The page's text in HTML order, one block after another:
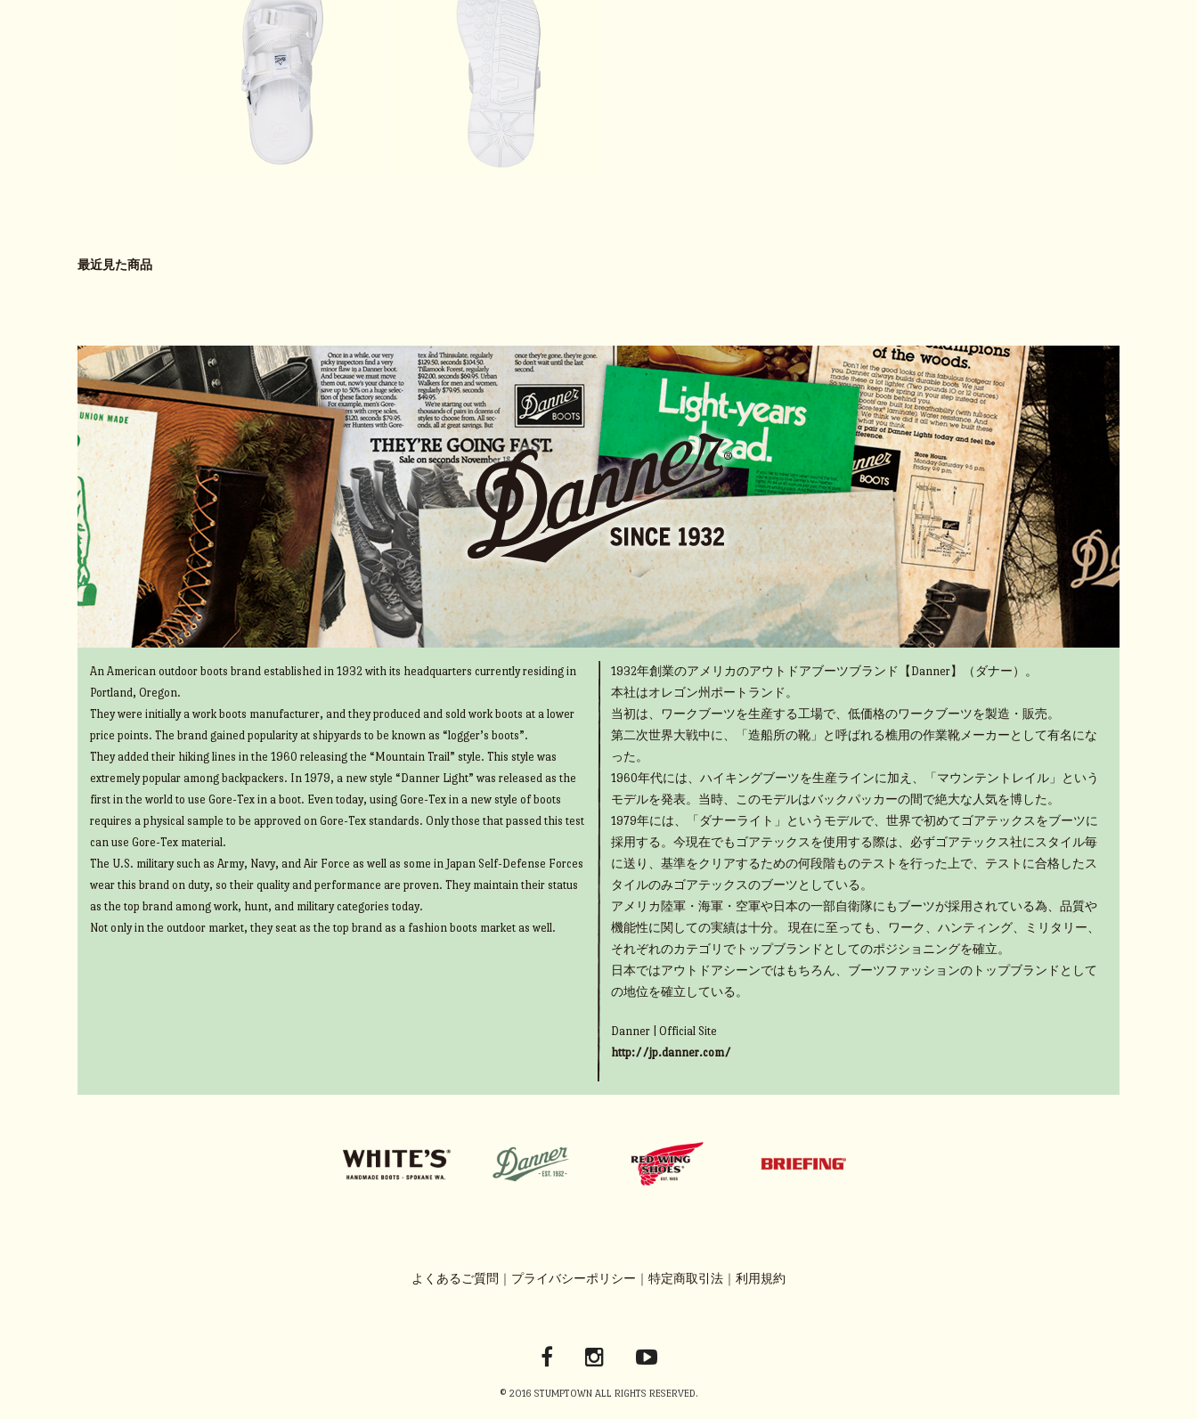
最近見た商品
An American outdoor boots brand established in 1932 with its headquarters currently residing in
Portland, Oregon.
They were initially a work boots manufacturer, and they produced and sold work boots at a lower
price points. The brand gained popularity at shipyards to be known as “logger’s boots”.
They added their hiking lines in the 1960 releasing the “Mountain Trail” style. This style was
extremely popular among backpackers. In 1979, a new style “Danner Light” was released as the
first in the world to use Gore-Tex in a boot. Even today, using Gore-Tex in a new style of boots
requires a physical sample to be approved on Gore-Tex standards. Only those that passed this test
can use Gore-Tex material.
The U.S. military such as Army, Navy, and Air Force as well as some in Japan Self-Defense Forces
wear this brand on duty, so their quality and performance are proven. They maintain their status
as the top brand among work, hunt, and military categories today.
Not only in the outdoor market, they seat as the top brand as a fashion boots market as well.
1932年創業のアメリカのアウトドアブーツブランド【Danner】（ダナー）。
本社はオレゴン州ポートランド。
当初は、ワークブーツを生産する工場で、低価格のワークブーツを製造・販売。
第二次世界大戦中に、「造船所の靴」と呼ばれる樵用の作業靴メーカーとして有名にな
った。
1960年代には、ハイキングブーツを生産ラインに加え、「マウンテントレイル」という
モデルを発表。当時、このモデルはバックパッカーの間で絶大な人気を博した。
1979年には、「ダナーライト」というモデルで、世界で初めてゴアテックスをブーツに
採用する。今現在でもゴアテックスを使用する際は、必ずゴアテックス社にスタイル毎
に送り、基準をクリアするための何段階ものテストを行った上で、テストに合格したス
タイルのみゴアテックスのブーツとしている。
アメリカ陸軍・海軍・空軍や日本の一部自衛隊にもブーツが採用されている為、品質や
機能性に関しての実績は十分。 現在に至っても、ワーク、ハンティング、ミリタリー、
それぞれのカテゴリでトップブランドとしてのポジショニングを確立。
日本ではアウトドアシーンではもちろん、ブーツファッションのトップブランドとして
の地位を確立している。
Danner | Official Site
http://jp.danner.com/
よくあるご質問 プライバシーポリシー 特定商取引法 利用規約
© 2016 STUMPTOWN ALL RIGHTS RESERVED.